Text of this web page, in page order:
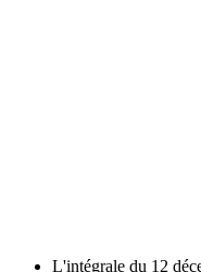
L'intégrale du 12